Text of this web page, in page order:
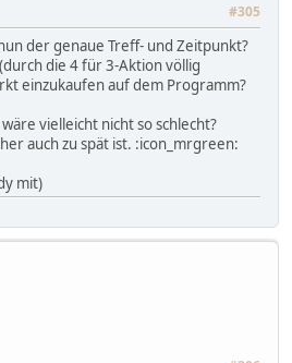
#305
der genaue Treff- und Zeitpunkt?
die 4 für 3-Aktion völlig
einzukaufen auf dem Programm?
vielleicht nicht so schlecht?
auch zu spät ist. :icon_mrgreen:
mit)